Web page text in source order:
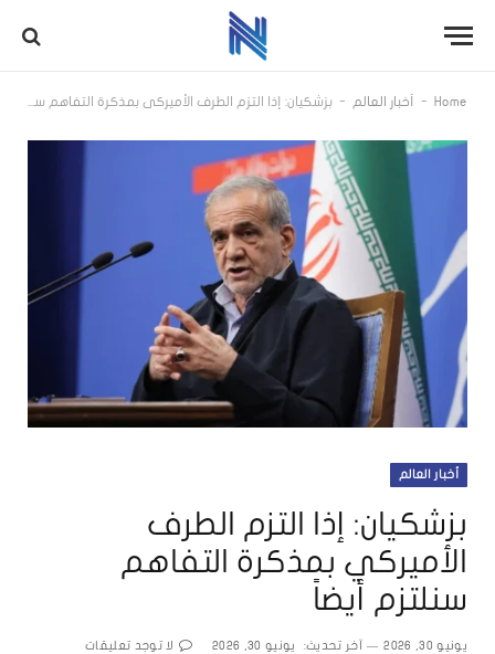
Home
- أخبار العالم - بزشكيان: إذا التزم الطرف الأميركي بمذكرة التفاهم سنلتزم أيضاً
أخبار العالم
بزشكيان: إذا التزم الطرف
الأميركي بمذكرة التفاهم
سنلتزم أيضاً
يونيو 30, 2026 آخر تحديث: يونيو 30, 2026
لا توجد تعليقات